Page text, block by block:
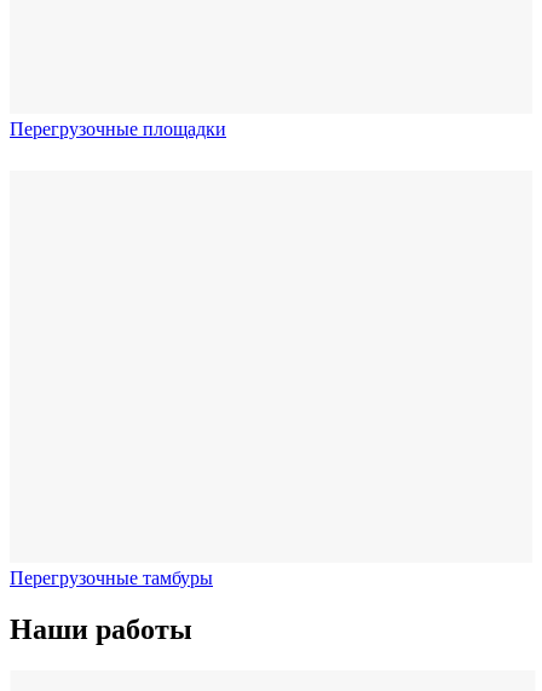
Перегрузочные площадки
Перегрузочные тамбуры
Наши работы